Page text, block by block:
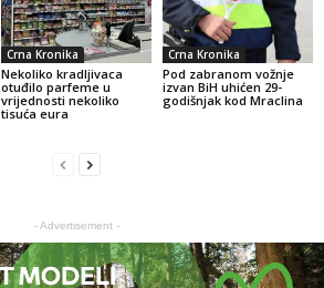
Crna Kronika
Nekoliko kradljivaca
otuđilo parfeme u
vrijednosti nekoliko
tisuća eura
Crna Kronika
Pod zabranom vožnje
izvan BiH uhićen 29-
godišnjak kod Mraclina
- Advertisement -